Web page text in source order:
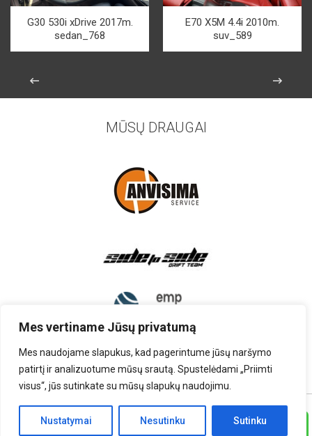
Mes vertiname Jūsų privatumą
Mes naudojame slapukus, kad pagerintume jūsų naršymo
patirtį ir analizuotume mūsų srautą. Spustelėdami „Priimti
visus“, jūs sutinkate su mūsų slapukų naudojimu.
Nustatymai Nesutinku Sutinku
G30 530i xDrive 2017m.
sedan_768
E70 X5M 4.4i 2010m.
suv_589
MŪSŲ DRAUGAI
SPRENDIMAS: RINITEX
Skambinti